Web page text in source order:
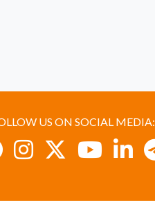
US ON SOCIAL MEDIA: